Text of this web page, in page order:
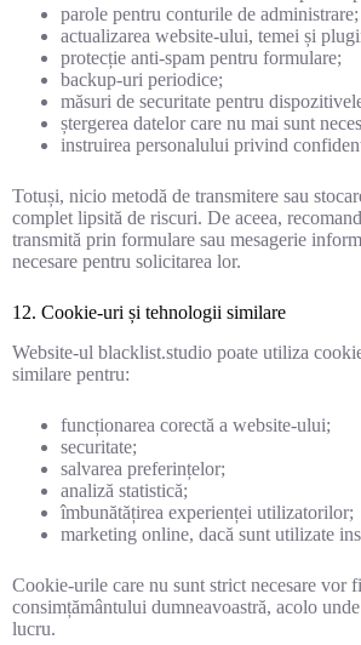
parole pentru conturile de administrare;
actualizarea website-ului, temei și
protecție anti-spam pentru formulare;
backup-uri periodice;
măsuri de securitate pentru
ștergerea datelor care nu mai sunt
instruirea personalului privind
Totuși, nicio metodă de transmitere sau
complet lipsită de riscuri. De aceea,
transmită prin formulare sau mesagerie
necesare pentru solicitarea lor.
12. Cookie-uri și tehnologii similare
Website-ul blacklist.studio poate utiliza
similare pentru:
funcționarea corectă a website-ului;
securitate;
salvarea preferințelor;
analiză statistică;
îmbunătățirea experienței utilizatorilor;
marketing online, dacă sunt utilizate
Cookie-urile care nu sunt strict necesare vor
consimțământului dumneavoastră, acolo
lucru.